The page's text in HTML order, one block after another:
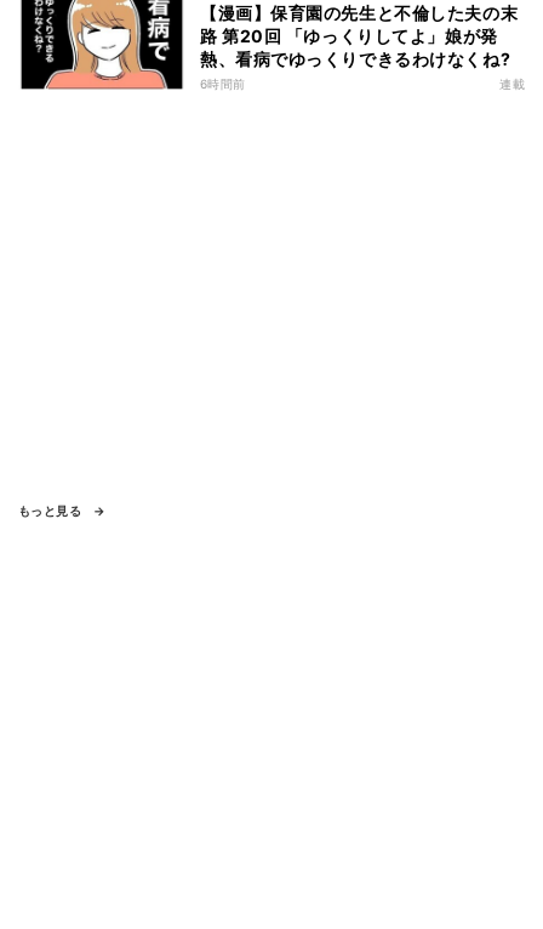
【漫画】保育園の先生と不倫した夫の末
路 第20回 「ゆっくりしてよ」娘が発
熱、看病でゆっくりできるわけなくね?
6時間前 連載
もっと見る